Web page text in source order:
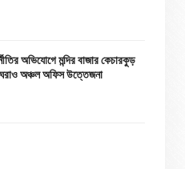
অভিযোগে মন্দির বাজার কেচারকুড়
অঞ্চল অফিস উত্তেজনা